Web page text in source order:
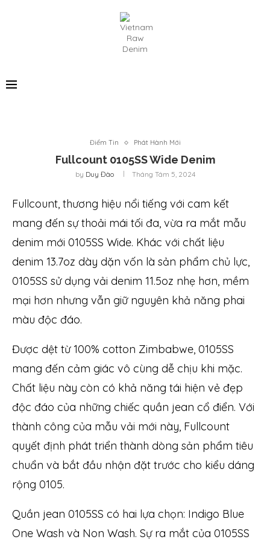
Điểm Tin Phát Hành Mới
Fullcount 0105SS Wide Denim
by Duy Đào Tháng Tám 5, 2024
Fullcount, thương hiệu nổi tiếng với cam kết
mang đến sự thoải mái tối đa, vừa ra mắt mẫu
denim mới 0105SS Wide. Khác với chất liệu
denim 13.7oz dày dặn vốn là sản phẩm chủ lực,
0105SS sử dụng vải denim 11.5oz nhẹ hơn, mềm
mại hơn nhưng vẫn giữ nguyên khả năng phai
màu độc đáo.
Được dệt từ 100% cotton Zimbabwe, 0105SS
mang đến cảm giác vô cùng dễ chịu khi mặc.
Chất liệu này còn có khả năng tái hiện vẻ đẹp
độc đáo của những chiếc quần jean cổ điển. Với
thành công của mẫu vải mới này, Fullcount
quyết định phát triển thành dòng sản phẩm tiêu
chuẩn và bắt đầu nhận đặt trước cho kiểu dáng
rộng 0105.
Quần jean 0105SS có hai lựa chọn: Indigo Blue
One Wash và Non Wash. Sự ra mắt của 0105SS